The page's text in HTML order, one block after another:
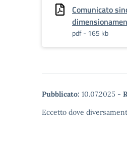
Comunicato
pdf - 165 kb
Pubblicato: 10.07.2025 -
Eccetto dove